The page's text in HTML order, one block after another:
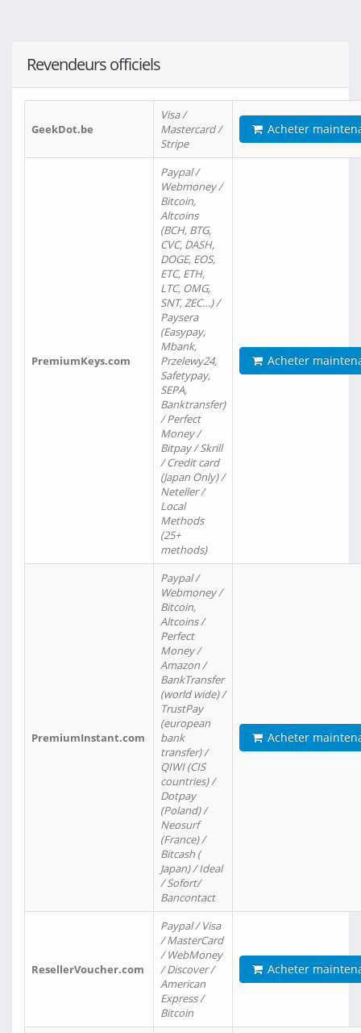
Revendeurs officiels
GeekDot.be
Visa /
Mastercard /
Stripe
Acheter
PremiumKeys.com
Paypal /
Webmoney /
Bitcoin,
Altcoins
(BCH, BTG,
CVC, DASH,
DOGE, EOS,
ETC, ETH,
LTC, OMG,
SNT, ZEC…) /
Paysera
(Easypay,
Mbank,
Przelewy24,
Safetypay,
SEPA,
Banktransfer)
/ Perfect
Money /
Bitpay / Skrill
/ Credit card
(Japan Only) /
Neteller /
Local
Methods
(25+
methods)
Acheter
PremiumInstant.com
Paypal /
Webmoney /
Bitcoin,
Altcoins /
Perfect
Money /
Amazon /
BankTransfer
(world wide) /
TrustPay
(european
bank
transfer) /
QIWI (CIS
countries) /
Dotpay
(Poland) /
Neosurf
(France) /
Bitcash (
Japan) / Ideal
/ Sofort/
Bancontact
Acheter
ResellerVoucher.com
Paypal / Visa
/ MasterCard
/ WebMoney
/ Discover /
American
Express /
Bitcoin
Acheter